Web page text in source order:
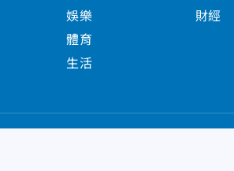
娛樂
體育
生活
財經